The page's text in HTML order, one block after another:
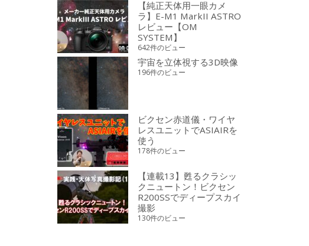
【純正天体用一眼カメ
ラ】E-M1 MarkII ASTRO
レビュー【OM
SYSTEM】
642件のビュー
宇宙を立体視する3D映像
196件のビュー
ビクセン赤道儀・ワイヤ
レスユニットでASIAIRを
使う
178件のビュー
【連載13】甦るクラシッ
クニュートン！ビクセン
R200SSでディープスカイ
撮影
130件のビュー